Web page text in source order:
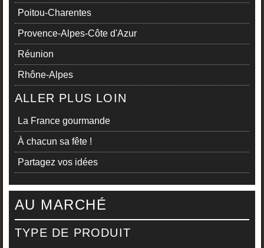
Poitou-Charentes
Provence-Alpes-Côte d'Azur
Réunion
Rhône-Alpes
ALLER PLUS LOIN
La France gourmande
À chacun sa fête !
Partagez vos idées
AU MARCHÉ
TYPE DE PRODUIT